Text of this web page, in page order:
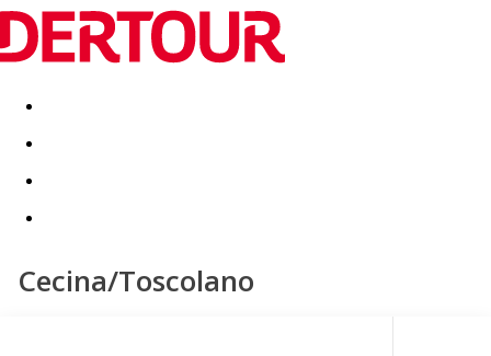
Destinatii Vacanta perfecta OFERTE DE NERATAT
Cecina/Toscolano